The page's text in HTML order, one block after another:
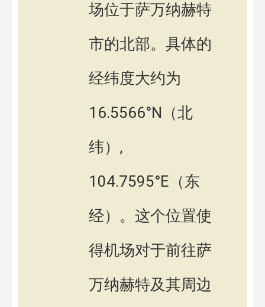
场位于萨万纳赫特
市的北部。具体的
经纬度大约为
16.5566°N（北
纬）,
104.7595°E（东
经）。这个位置使
得机场对于前往萨
万纳赫特及其周边